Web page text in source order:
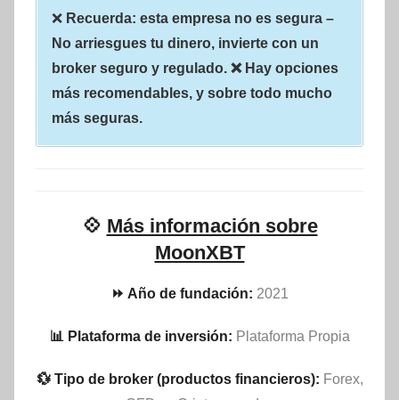
❌ Recuerda: esta empresa no es segura –
No arriesgues tu dinero, invierte con un
broker seguro y regulado. ❌ Hay opciones
más recomendables, y sobre todo mucho
más seguras.
💠 Más información sobre
MoonXBT
⏩ Año de fundación: 2021
📊 Plataforma de inversión: Plataforma Propia
💱 Tipo de broker (productos financieros): Forex,